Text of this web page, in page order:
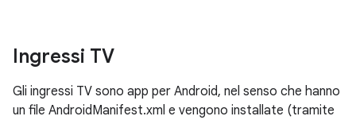
Ingressi TV
Gli ingressi TV sono app per Android, nel senso che hanno
un file AndroidManifest.xml e vengono installate (tramite